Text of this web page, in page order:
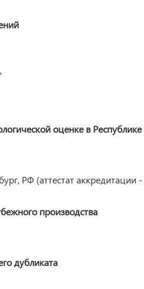
оценке в Республике
РФ (аттестат
производства
дубликата